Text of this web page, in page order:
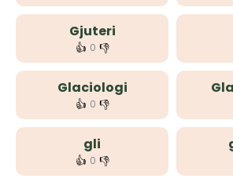
Gjuteri
👍 0 👎
Glaciologi
👍 0 👎
gli
👍 0 👎